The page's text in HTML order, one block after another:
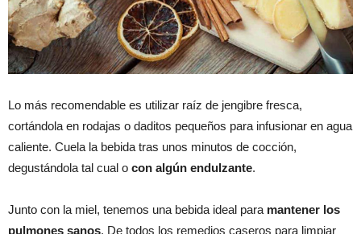
Lo más recomendable es utilizar raíz de jengibre fresca,
cortándola en rodajas o daditos pequeños para infusionar en agua
caliente. Cuela la bebida tras unos minutos de cocción,
degustándola tal cual o con algún endulzante.
Junto con la miel, tenemos una bebida ideal para mantener los
pulmones sanos. De todos los remedios caseros para limpiar